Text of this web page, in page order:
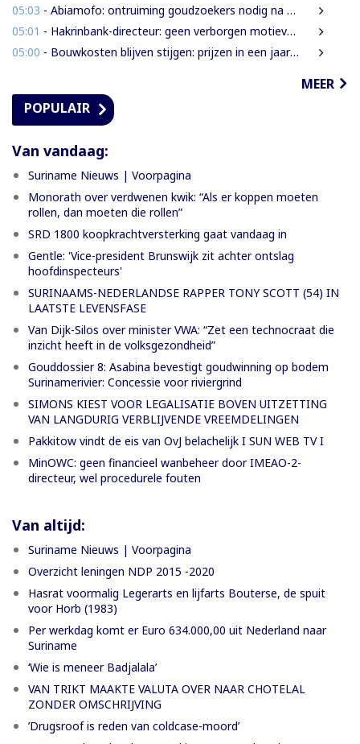
05:03 - Abiamofo: ontruiming goudzoekers nodig na dodelijke risico’s in Moeroekreek en 21 Bergi
05:01 - Hakrinbank-directeur: geen verborgen motieven bij verkoop DSB-belang
05:00 - Bouwkosten blijven stijgen: prijzen in een jaar tijd gemiddeld 7,3% hoger
MEER
POPULAIR
Van vandaag:
Suriname Nieuws | Voorpagina
Monorath over verdwenen kwik: “Als er koppen moeten
rollen, dan moeten die rollen”
SRD 1800 koopkrachtversterking gaat vandaag in
Gentle: 'Vice-president Brunswijk zit achter ontslag
hoofdinspecteurs'
SURINAAMS-NEDERLANDSE RAPPER TONY SCOTT (54) IN
LAATSTE LEVENSFASE
Van Dijk-Silos over minister VWA: “Zet een technocraat die
inzicht heeft in de volksgezondheid”
Gouddossier 8: Asabina bevestigt goudwinning op bodem
Surinamerivier: Concessie voor riviergrind
SIMONS KIEST VOOR LEGALISATIE BOVEN UITZETTING
VAN LANGDURIG VERBLIJVENDE VREEMDELINGEN
Pakkitow vindt de eis van OvJ belachelijk I SUN WEB TV I
MinOWC: geen financieel wanbeheer door IMEAO-2-
directeur, wel procedurele fouten
Van altijd:
Suriname Nieuws | Voorpagina
Overzicht leningen NDP 2015 -2020
Hasrat voormalig Legerarts en lijfarts Bouterse, de spuit
voor Horb (1983)
Per werkdag komt er Euro 634.000,00 uit Nederland naar
Suriname
‘Wie is meneer Badjalala’
VAN TRIKT MAAKTE VALUTA OVER NAAR CHOTELAL
ZONDER OMSCHRIJVING
’Drugsroof is reden van coldcase-moord’